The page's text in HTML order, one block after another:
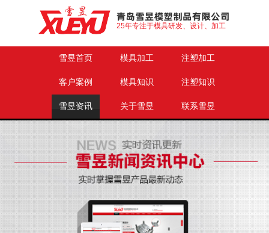
25年专注于模具研发、设计、加工
雪昱首页 模具加工 注塑加工
客户案例 模具知识 注塑知识
雪昱资讯 关于雪昱 联系雪昱